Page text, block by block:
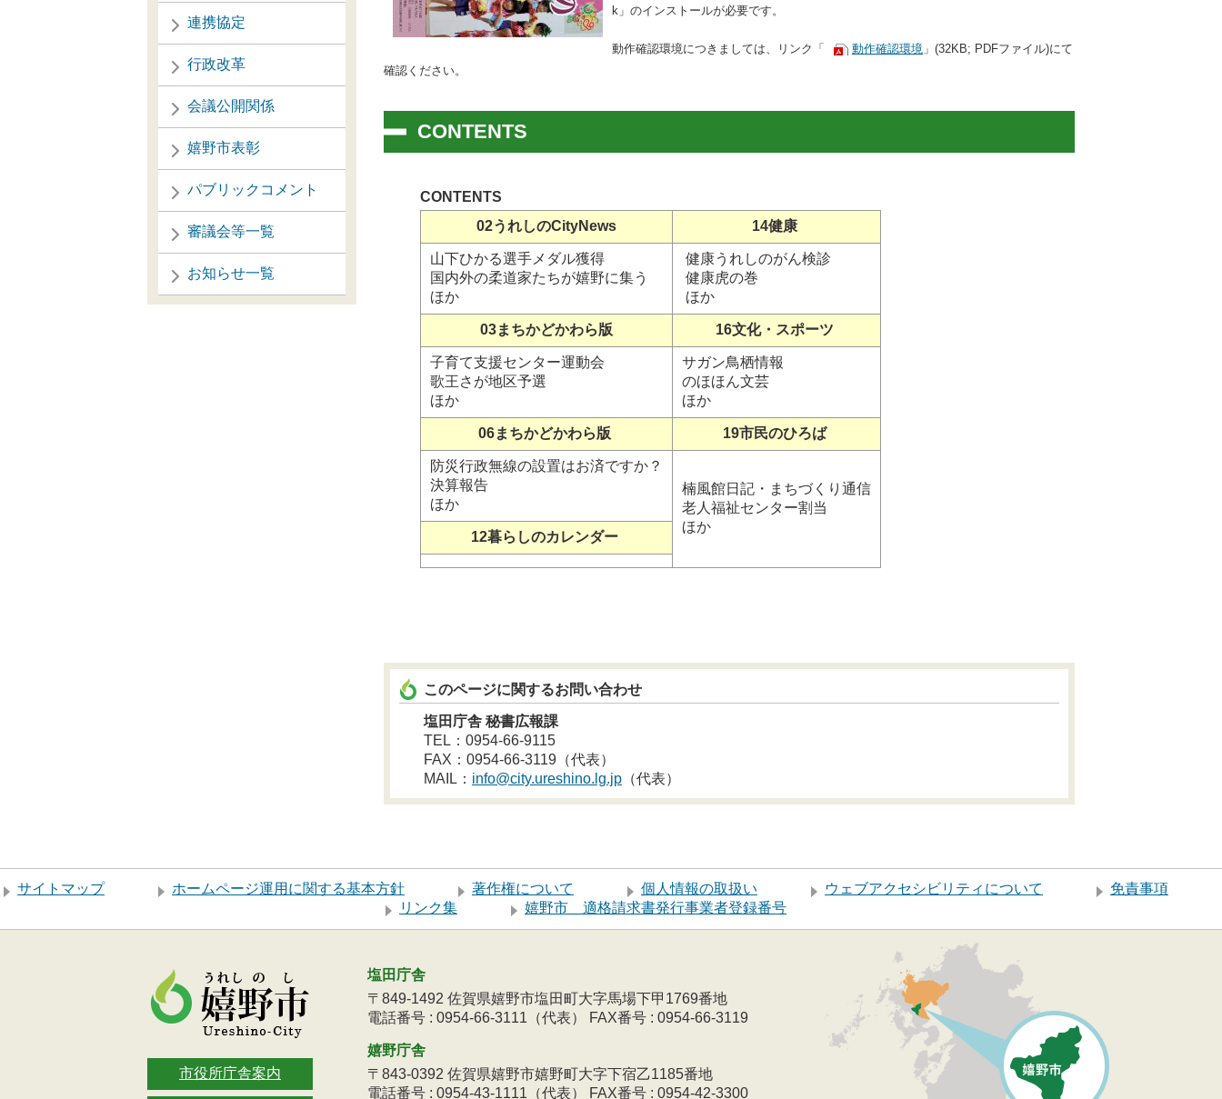
連携協定
行政改革
会議公開関係
嬉野市表彰
パブリックコメント
審議会等一覧
お知らせ一覧
k」のインストールが必要です。
動作確認環境につきましては、 リンク 「 動作確認環境 」(32KB; PDFファイル)にて
確認ください。
CONTENTS
02うれしのCityNews 14健康
山下ひかる選手メダル獲得
国内外の柔道家たちが嬉野に集う
ほか
健康うれしのがん検診
健康虎の巻
ほか
03まちかどかわら版 16文化・スポーツ
子育て支援センター運動会
歌王さが地区予選
ほか
サガン鳥栖情報
のほほん文芸
ほか
06まちかどかわら版 19市民のひろば
防災行政無線の設置はお済ですか？
決算報告
ほか
楠風館日記・まちづくり通信
老人福祉センター割当
ほか
12暮らしのカレンダー
CONTENTS
このページに関するお問い合わせ
塩田庁舎 秘書広報課
TEL：0954-66-9115
FAX：0954-66-3119（代表）
MAIL： info@city.ureshino.lg.jp （代表）
サイトマップ ホームページ運用に関する基本方針 著作権について 個人情報の取扱い ウェブアクセシビリティについて
免責事項
リンク集
嬉野市 適格請求書発行事業者登録番号
市役所庁舎案内
塩田庁舎
〒849-1492 佐賀県嬉野市塩田町大字馬場下甲1769番地
電話番号 : 0954-66-3111（代表） FAX番号 : 0954-66-3119
嬉野庁舎
〒843-0392 佐賀県嬉野市嬉野町大字下宿乙1185番地
電話番号 : 0954-43-1111（代表） FAX番号 : 0954-42-3300